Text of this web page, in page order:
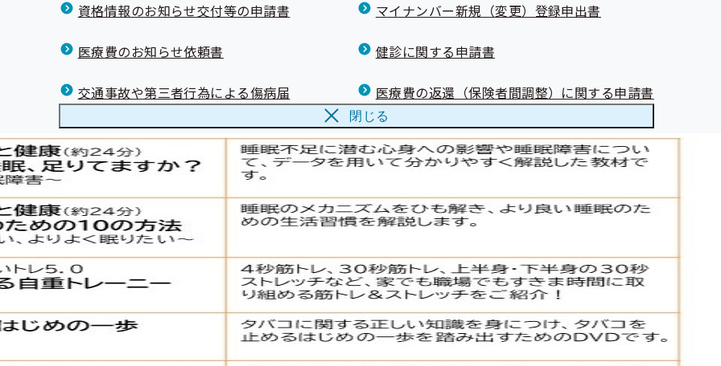
資格情報のお知らせ交付等の申請書 マイナンバー新規（変更）登録申出書
医療費のお知らせ依頼書 健診に関する申請書
交通事故や第三者行為による傷病届 医療費の返還（保険者間調整）に関する申請書
閉じる